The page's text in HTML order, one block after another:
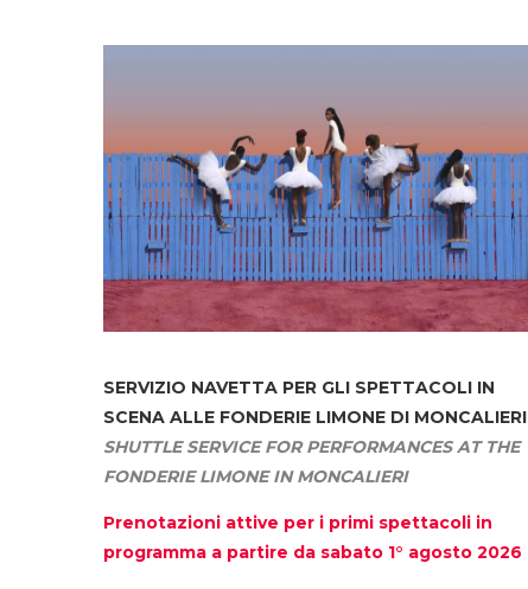
SERVIZIO NAVETTA PER GLI SPETTACOLI IN
SCENA ALLE FONDERIE LIMONE DI MONCALIERI
SHUTTLE SERVICE FOR PERFORMANCES AT THE
FONDERIE LIMONE IN MONCALIERI
Prenotazioni attive per i primi spettacoli in
programma a partire da sabato 1° agosto 2026